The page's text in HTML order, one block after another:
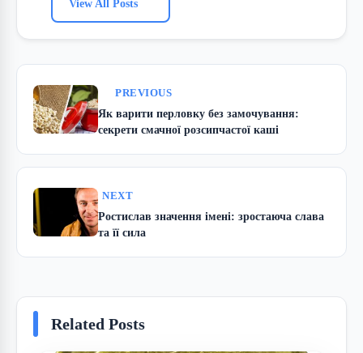
View All Posts
PREVIOUS
Як варити перловку без замочування:
секрети смачної розсипчастої каші
NEXT
Ростислав значення імені: зростаюча слава
та її сила
Related Posts